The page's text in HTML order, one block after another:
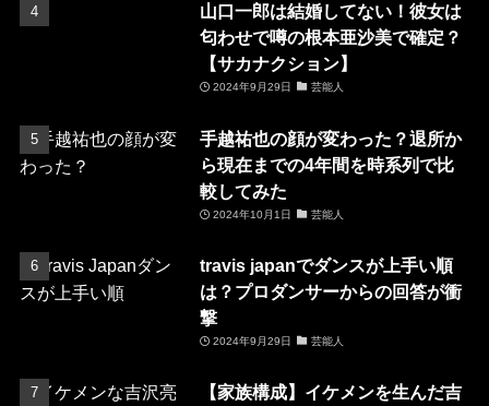
山口一郎は結婚してない！彼女は
匂わせで噂の根本亜沙美で確定？
【サカナクション】
2024年9月29日 芸能人
手越祐也の顔が変わった？退所か
ら現在までの4年間を時系列で比
較してみた
2024年10月1日 芸能人
travis japanでダンスが上手い順
は？プロダンサーからの回答が衝
撃
2024年9月29日 芸能人
【家族構成】イケメンを生んだ吉